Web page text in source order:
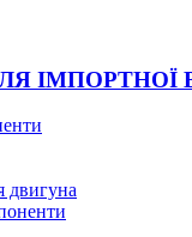
ІМПОРТНОЇ
двигуна